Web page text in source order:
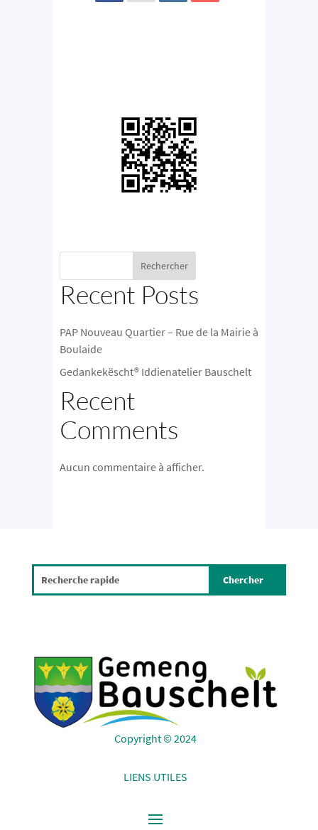
Rechercher
Recent Posts
PAP Nouveau Quartier – Rue de la Mairie à
Boulaide
Gedankekëscht® Iddienatelier Bauschelt
Recent
Comments
Aucun commentaire à afficher.
Copyright © 2024
LIENS UTILES